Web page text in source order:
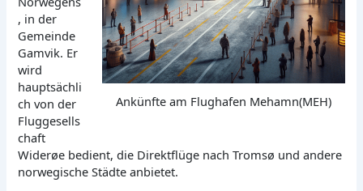
Ankünfte am Flughafen Mehamn(MEH)
, in der
Gemeinde
Gamvik. Er
wird
hauptsächli
ch von der
Fluggesells
chaft
Widerøe bedient, die Direktflüge nach Tromsø und andere
norwegische Städte anbietet.